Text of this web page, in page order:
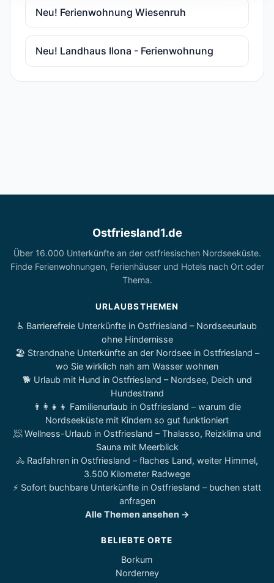
Neu! Ferienwohnung Wiesenruh
Neu! Landhaus Ilona - Ferienwohnung
Ostfriesland1.de
Über 16.000 Unterkünfte an der ostfriesischen Nordseeküste.
Finde Ferienwohnungen, Ferienhäuser und Hotels nach Ort oder
Thema.
URLAUBSTHEMEN
♿ Barrierefreie Unterkünfte in Ostfriesland – Nordseeurlaub
ohne Hindernisse
🏖️ Strandnahe Unterkünfte an der Nordsee in Ostfriesland –
wo Sie wirklich nah am Wasser wohnen
🐕 Urlaub mit Hund in Ostfriesland – Nordsee, Deich und
Hundestrand
👨‍👩‍👧‍👦 Familienurlaub in Ostfriesland – warum die
Nordseeküste mit Kindern so gut funktioniert
🧖 Wellness-Urlaub in Ostfriesland – Thalasso, Reizklima und
Sauna mit Meerblick
🚴 Radfahren in Ostfriesland – flaches Land, weiter Himmel,
3.500 Kilometer Radwege
⚡ Sofort buchbare Unterkünfte in Ostfriesland – buchen statt
anfragen
Alle Themen ansehen →
BELIEBTE ORTE
Borkum
Norderney